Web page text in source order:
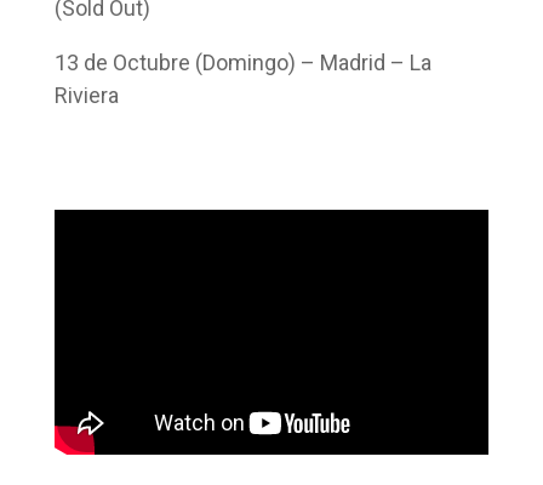
(Sold Out)
13 de Octubre (Domingo) – Madrid – La
Riviera